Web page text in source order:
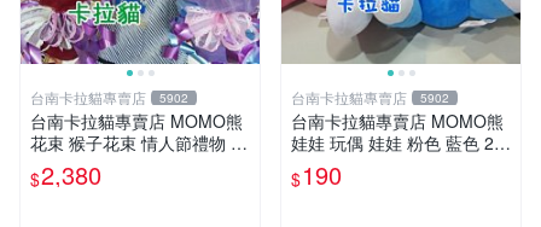
台南卡拉貓專賣店 5902
台南卡拉貓專賣店 MOMO熊
花束 猴子花束 情人節禮物 二
選一 可繡字 可今天寄明天到
$2,380
台南卡拉貓專賣店 5902
台南卡拉貓專賣店 MOMO熊
娃娃 玩偶 娃娃 粉色 藍色 2色
分售
$190